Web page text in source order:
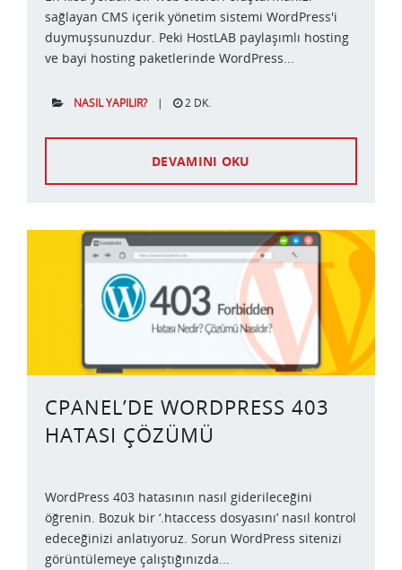
sağlayan CMS içerik yönetim sistemi WordPress'i
duymuşsunuzdur. Peki HostLAB paylaşımlı hosting
ve bayi hosting paketlerinde WordPress...
NASIL YAPILIR? | 2 DK.
DEVAMINI OKU
CPANEL’DE WORDPRESS 403
HATASI ÇÖZÜMÜ
WordPress 403 hatasının nasıl giderileceğini
öğrenin. Bozuk bir ‘.htaccess dosyasını’ nasıl kontrol
edeceğinizi anlatıyoruz. Sorun WordPress sitenizi
görüntülemeye çalıştığınızda...